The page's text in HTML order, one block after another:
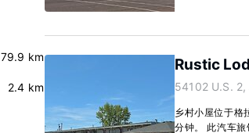
79.9 km
2.4 km
Rustic
54102 U.S.
乡村小屋位于格
分钟。 此汽车